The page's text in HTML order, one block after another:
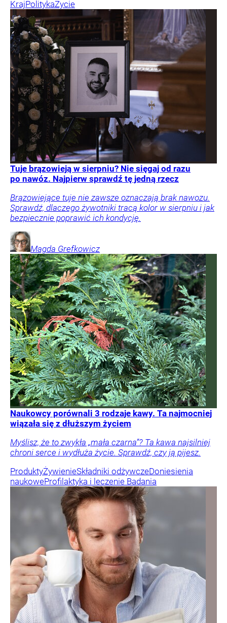
KrajPolitykaŻycie
Tuje brązowieją w sierpniu? Nie sięgaj od razu
po nawóz. Najpierw sprawdź tę jedną rzecz
Brązowiejące tuje nie zawsze oznaczają brak nawozu.
Sprawdź, dlaczego żywotniki tracą kolor w sierpniu i jak
bezpiecznie poprawić ich kondycję.
Magda Grefkowicz
Naukowcy porównali 3 rodzaje kawy. Ta najmocniej
wiązała się z dłuższym życiem
Myślisz, że to zwykła „mała czarna”? Ta kawa najsilniej
chroni serce i wydłuża życie. Sprawdź, czy ją pijesz.
ProduktyŻywienieSkładniki odżywczeDoniesienia
naukoweProfilaktyka i leczenie Badania